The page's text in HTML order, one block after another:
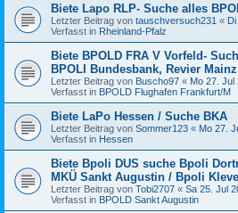
Biete Lapo RLP- Suche alles
Letzter Beitrag von tauschversuch231 «
Verfasst in Rheinland-Pfalz
Biete BPOLD FRA V Vorfeld-
BPOLI Bundesbank, Revier Mainz
Letzter Beitrag von Buscho97 « Mo 27. Jul
Verfasst in BPOLD Flughafen Frankfurt/M
Biete LaPo Hessen / Suche BKA
Letzter Beitrag von Sommer123 « Mo 27.
Verfasst in Hessen
Biete Bpoli DUS suche Bpoli
MKÜ Sankt Augustin / Bpoli Kleve
Letzter Beitrag von Tobi2707 « Sa 25. Jul
Verfasst in BPOLD Sankt Augustin